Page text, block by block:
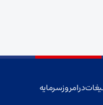
در امروز سرمایه